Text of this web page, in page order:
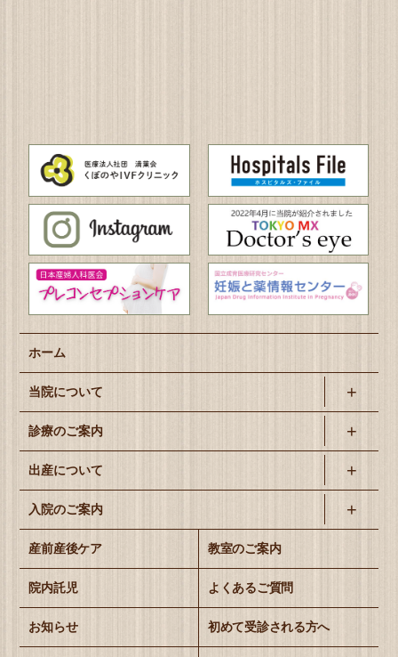
ホーム
当院について
診療のご案内
出産について
入院のご案内
産前産後ケア 教室のご案内
院内託児 よくあるご質問
お知らせ 初めて受診される方へ